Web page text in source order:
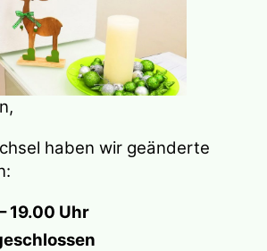
haben wir geänderte
19.00 Uhr